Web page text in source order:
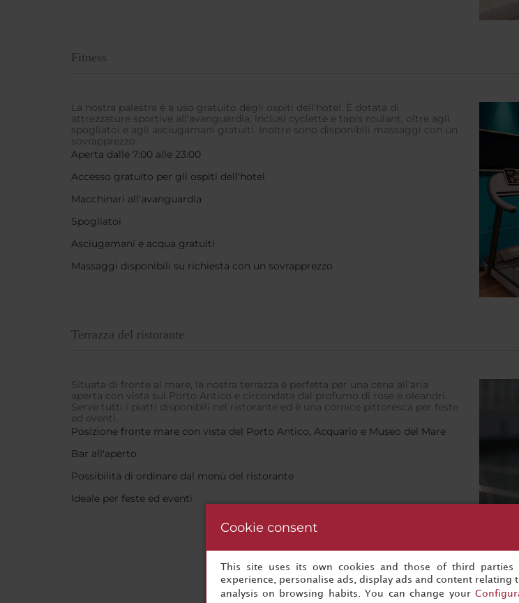
Fitness
La nostra palestra è a uso gratuito degli ospiti dell'hotel. È dotata di
attrezzature sportive all'avanguardia, inclusi cyclette e tapis roulant, oltre agli
spogliatoi e agli asciugamani gratuiti. Inoltre sono disponibili massaggi con un
sovrapprezzo.
Aperta dalle 7:00 alle 23:00
Accesso gratuito per gli ospiti dell'hotel
Macchinari all'avanguardia
Spogliatoi
Asciugamani e acqua gratuiti
Massaggi disponibili su richiesta con un sovrapprezzo
Terrazza del ristorante
Situata di fronte al mare, la nostra terrazza è perfetta per una cena all'aria
aperta con vista sul Porto Antico e circondata dal profumo di rose e oleandri.
Serve tutti i piatti disponibili nel ristorante ed è una cornice pittoresca per feste
ed eventi.
Posizione fronte mare con vista del Porto Antico, Acquario e Museo del Mare
Bar all'aperto
Possibilità di ordinare dal menù del ristorante
Ideale per feste ed eventi
Cookie consent
This site uses its own cookies and those of third
experience, personalise ads, display ads and content relating
analysis on browsing habits. You can change your